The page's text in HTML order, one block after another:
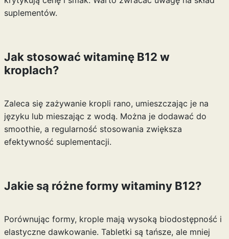
suplementów.
Jak stosować witaminę B12 w
kroplach?
Zaleca się zażywanie kropli rano, umieszczając je na
języku lub mieszając z wodą. Można je dodawać do
smoothie, a regularność stosowania zwiększa
efektywność suplementacji.
Jakie są różne formy witaminy B12?
Porównując formy, krople mają wysoką biodostępność i
elastyczne dawkowanie. Tabletki są tańsze, ale mniej